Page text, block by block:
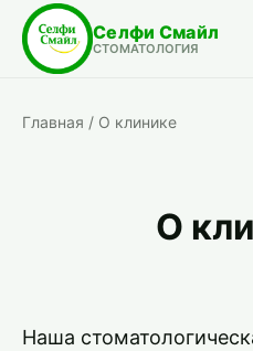
Селфи Смайл
СТОМАТОЛОГИЯ
Главная / О клинике
О
Наша